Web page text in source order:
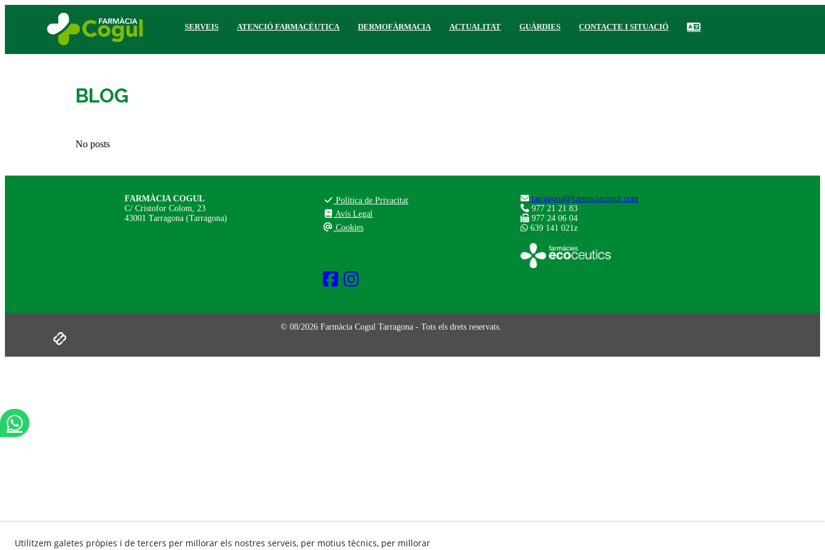
SERVEIS ATENCIÓ FARMACÉUTICA DERMOFÀRMACIA ACTUALITAT GUÀRDIES CONTACTE I SITUACIÓ
BLOG
No posts
FARMÀCIA COGUL
C/ Cristofor Colom, 23
43001 Tarragona (Tarragona)
Política de Privacitat
Avís Legal
Cookies
tarragona@farmaciacogul.com
977 21 21 83
977 24 06 04
639 141 021z
© 08/2026 Farmàcia Cogul Tarragona - Tots els drets reservats.
Utilitzem galetes pròpies i de tercers per millorar els nostres serveis, per motius tècnics, per millorar